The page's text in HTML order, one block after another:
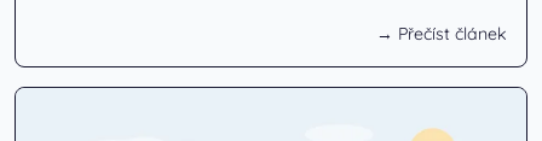
→ Přečíst článek